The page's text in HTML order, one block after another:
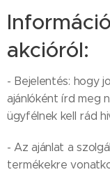
akcióról:
- Bejelentés: hogy
ajánlóként írd meg
ügyfélnek kell rád
- Az ajánlat a
termékekre